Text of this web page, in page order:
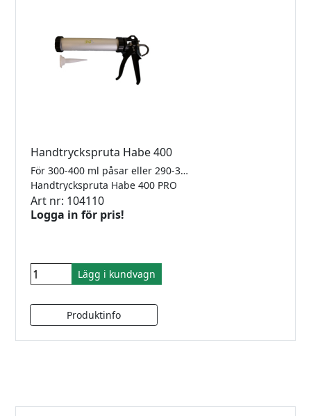
Handtryckspruta Habe 400
För 300-400 ml påsar eller 290-310 ml patroner.
Handtryckspruta Habe 400 PRO
Art nr: 104110
Logga in för pris!
Lägg i kundvagn